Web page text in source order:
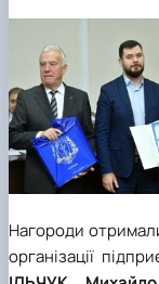
Нагороди
організації